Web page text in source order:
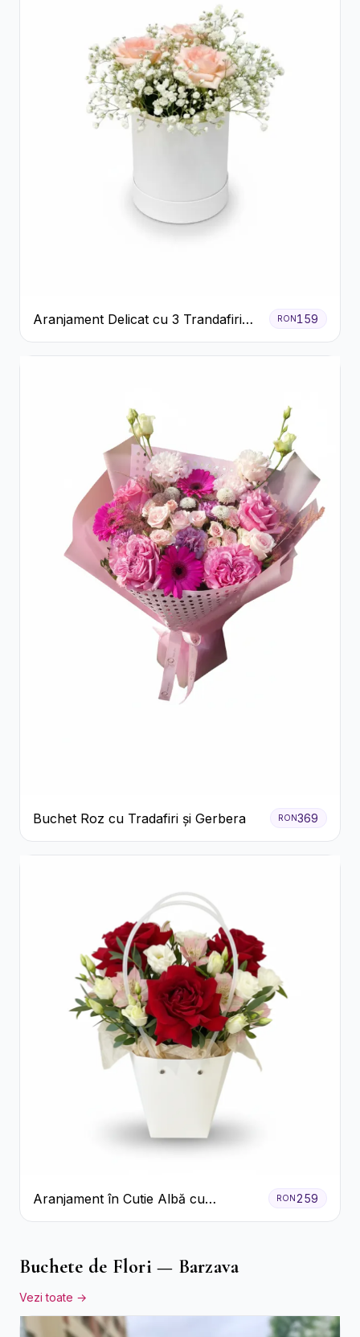
Aranjament Delicat cu 3 Trandafiri
Roz în Cutie Albă
RON 159
Buchet Roz cu Tradafiri și Gerbera RON369
Aranjament în Cutie Albă cu
Trandafiri Roșii și Lisianthus
RON 259
Buchete de Flori — Barzava
Vezi toate →